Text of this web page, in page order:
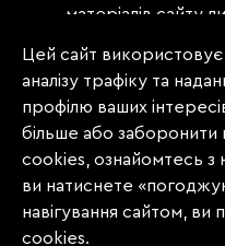
матеріалів сайту
«Судовий
абзацу.
заборона на повну
(передрук,
інше
передруковувати
Матеріали з
Цей сайт
аналізу трафіку та
профілю ваших
більше або заборонити
cookies, ознайомтесь з
ви натиснете
навігування сайтом, ви
cookies.